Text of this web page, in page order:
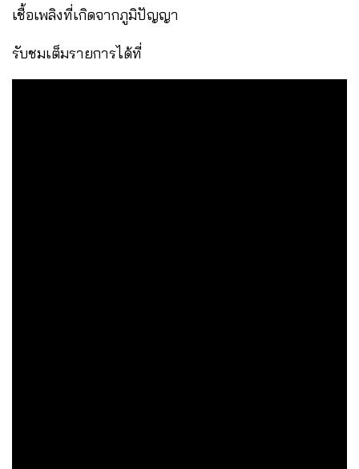
เชื้อเพลิงที่เกิดจากภูมิปัญญา
รับชมเต็มรายการได้ที่